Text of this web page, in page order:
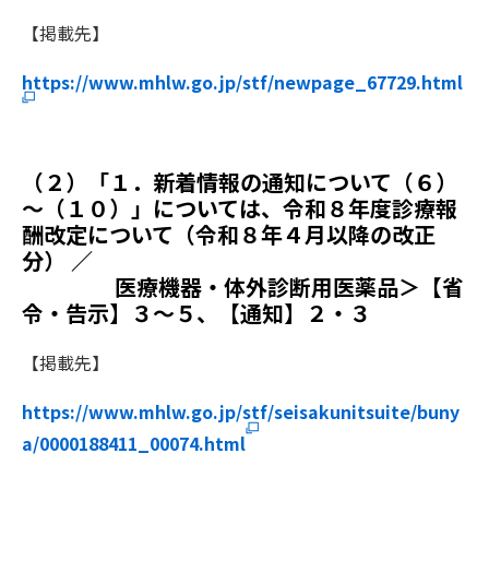
【掲載先】
https://www.mhlw.go.jp/stf/newpage_67729.html
（２）「１．新着情報の通知について（６）
～（１０）」については、令和８年度診療報
酬改定について（令和８年４月以降の改正
分） ／
医療機器・体外診断用医薬品＞【省
令・告示】３～５、【通知】２・３
【掲載先】
https://www.mhlw.go.jp/stf/seisakunitsuite/buny
a/0000188411_00074.html